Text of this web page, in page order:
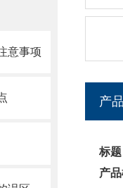
意事项
产
标
产